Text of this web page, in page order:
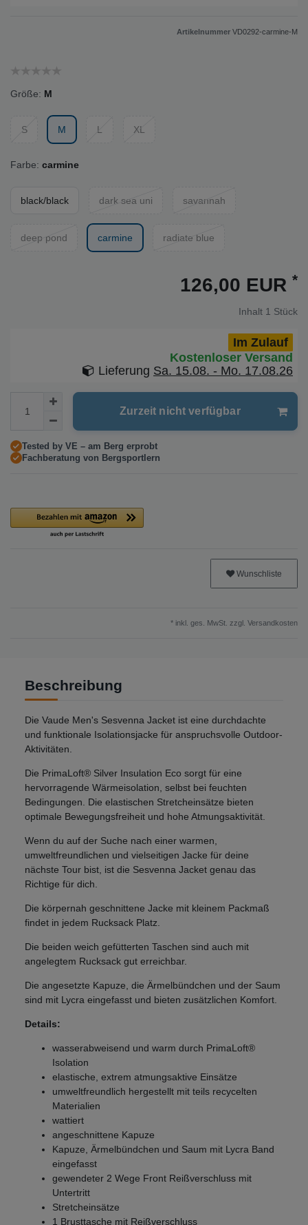
Artikelnummer VD0292-carmine-M
Größe: M
S M L XL
Farbe: carmine
black/black dark sea uni savannah
deep pond carmine radiate blue
126,00 EUR *
Inhalt 1 Stück
Im Zulauf
Kostenloser Versand
Lieferung Sa. 15.08. - Mo. 17.08.26
Zurzeit nicht verfügbar
Tested by VE – am Berg erprobt
Fachberatung von Bergsportlern
Wunschliste
* inkl. ges. MwSt. zzgl. Versandkosten
Beschreibung
Die Vaude Men's Sesvenna Jacket ist eine durchdachte
und funktionale Isolationsjacke für anspruchsvolle Outdoor-
Aktivitäten.
Die PrimaLoft® Silver Insulation Eco sorgt für eine
hervorragende Wärmeisolation, selbst bei feuchten
Bedingungen. Die elastischen Stretcheinsätze bieten
optimale Bewegungsfreiheit und hohe Atmungsaktivität.
Wenn du auf der Suche nach einer warmen,
umweltfreundlichen und vielseitigen Jacke für deine
nächste Tour bist, ist die Sesvenna Jacket genau das
Richtige für dich.
Die körpernah geschnittene Jacke mit kleinem Packmaß
findet in jedem Rucksack Platz.
Die beiden weich gefütterten Taschen sind auch mit
angelegtem Rucksack gut erreichbar.
Die angesetzte Kapuze, die Ärmelbündchen und der Saum
sind mit Lycra eingefasst und bieten zusätzlichen Komfort.
Details:
wasserabweisend und warm durch PrimaLoft®
Isolation
elastische, extrem atmungsaktive Einsätze
umweltfreundlich hergestellt mit teils recycelten
Materialien
wattiert
angeschnittene Kapuze
Kapuze, Ärmelbündchen und Saum mit Lycra Band
eingefasst
gewendeter 2 Wege Front Reißverschluss mit
Untertritt
Stretcheinsätze
1 Brusttasche mit Reißverschluss